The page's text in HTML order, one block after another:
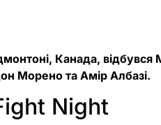
Канада, відбувся
Морено та Амір Албазі.
Night